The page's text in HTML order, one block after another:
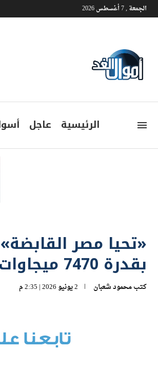
الجمعة , 7 أغسطس 2026
«تحيا مصر
بقدرة 7470 ميجاوات
كتبمحمود شعبان 2 يونيو 2026 | 2:35 م